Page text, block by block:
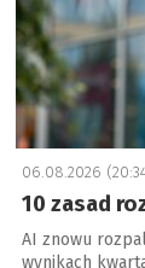
06.08.2026
10 zasad
AI znowu
wynikach